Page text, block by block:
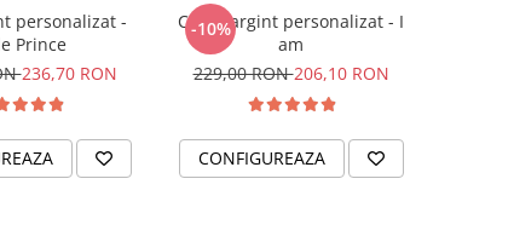
personalizat -
Prince
236,70 RON
-10%
Colier argint personalizat - I
am
229,00 RON206,10 RON
CONFIGUREAZA